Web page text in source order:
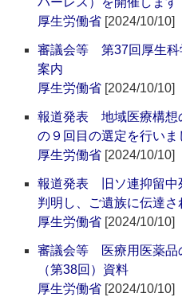
厚生労働省 [2024/10/10]
審議会等 第37回厚生科
案内
厚生労働省 [2024/10/10]
報道発表 地域医療構想
の９回目の選定を行いま
厚生労働省 [2024/10/10]
報道発表 旧ソ連抑留中
判明し、ご遺族に伝達さ
厚生労働省 [2024/10/10]
審議会等 医療用医薬品
（第38回）資料
厚生労働省 [2024/10/10]